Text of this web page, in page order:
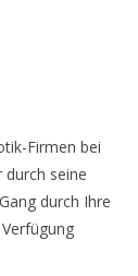
Firmen bei
seine
durch Ihre